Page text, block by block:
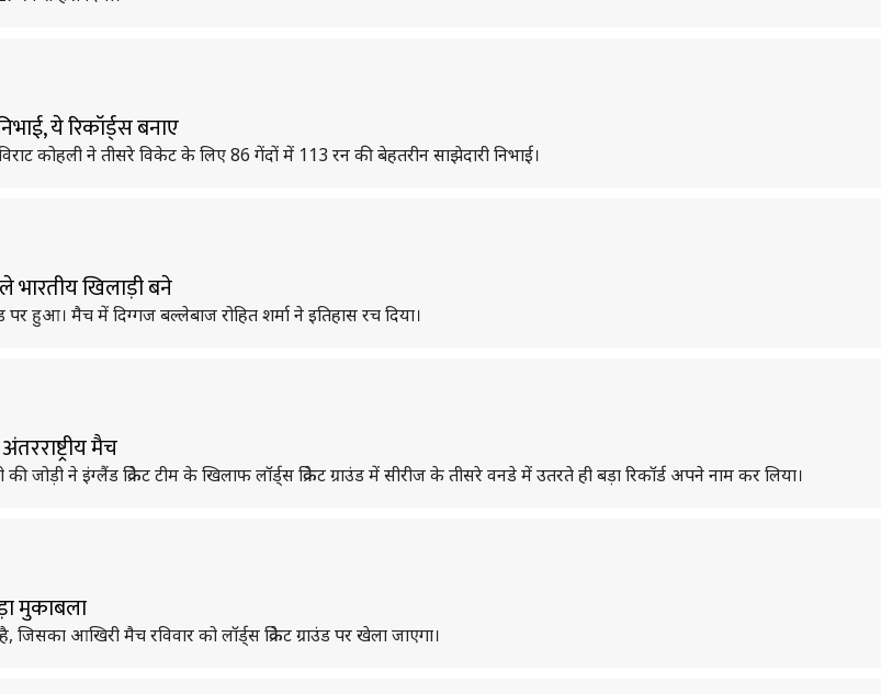
ये रिकॉर्ड्स बनाए
कोहली ने तीसरे विकेट के लिए 86 गेंदों में 113 रन की बेहतरीन साझेदारी निभाई।
भारतीय खिलाड़ी बने
पर हुआ। मैच में दिग्गज बल्लेबाज रोहित शर्मा ने इतिहास रच दिया।
मैच
जोड़ी ने इंग्लैंड क्रिकेट टीम के खिलाफ लॉर्ड्स क्रिकेट ग्राउंड में सीरीज के तीसरे वनडे में उतरते ही बड़ा रिकॉर्ड अपने नाम कर लिया।
मुकाबला
आखिरी मैच रविवार को लॉर्ड्स क्रिकेट ग्राउंड पर खेला जाएगा।